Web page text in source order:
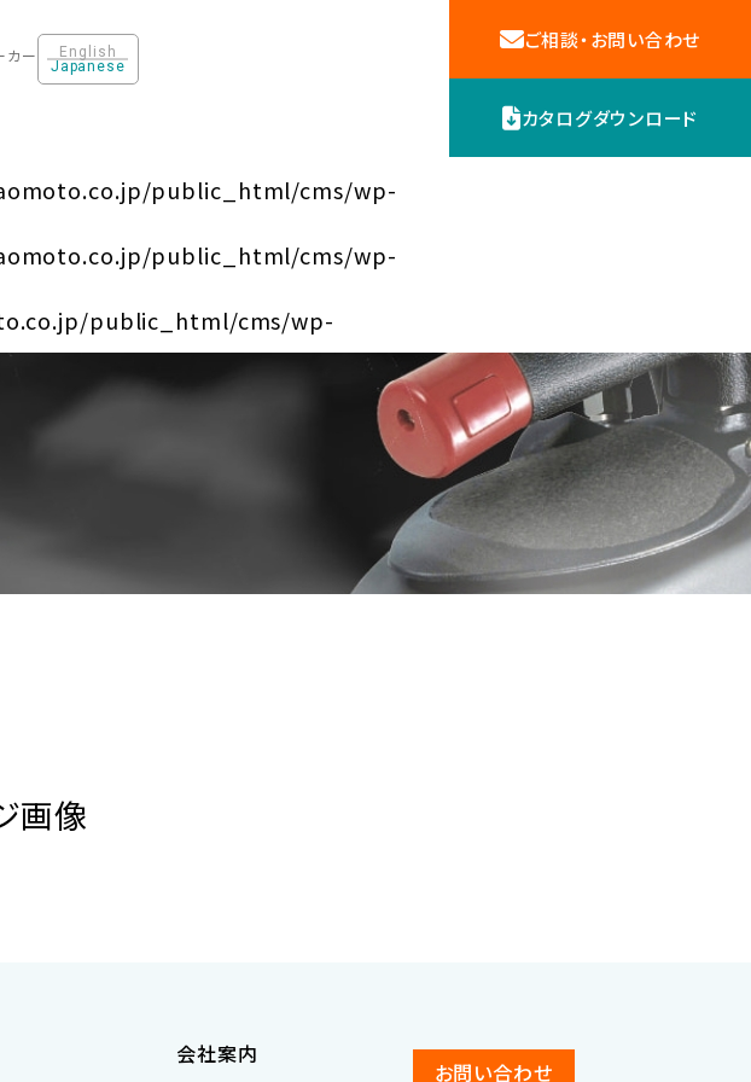
カー
English
Japanese
機器
カタログダウンロード
ご相談・お問い合わせ
public_html/cms/wp-
public_html/cms/wp-
public_html/cms/wp-
画像
会社案内
お問い合わせ